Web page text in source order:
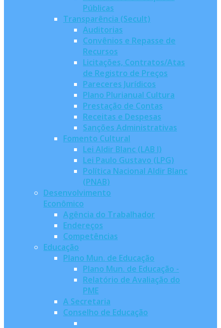
Públicas
Transparência (Secult)
Auditorias
Convênios e Repasse de
Recursos
Licitações, Contratos/Atas
de Registro de Preços
Pareceres Jurídicos
Plano Plurianual Cultura
Prestação de Contas
Receitas e Despesas
Sanções Administrativas
Fomento Cultural
Lei Aldir Blanc (LAB I)
Lei Paulo Gustavo (LPG)
Política Nacional Aldir Blanc
(PNAB)
Desenvolvimento
Econômico
Agência do Trabalhador
Endereços
Competências
Educação
Plano Mun. de Educação
Plano Mun. de Educação -
Relatório de Avaliação do
PME
A Secretaria
Conselho de Educação